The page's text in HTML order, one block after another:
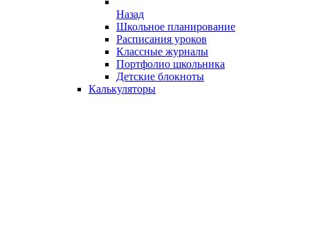
Назад
Школьное планирование
Расписания уроков
Классные журналы
Портфолио школьника
Детские блокноты
Калькуляторы